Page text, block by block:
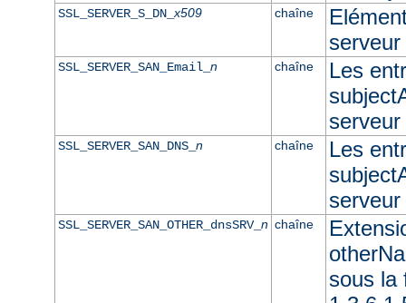
SSL_SERVER_S_DN_x509 chaîne
serveur
SSL_SERVER_SAN_Email_ n chaîne
Les
SSL_SERVER_SAN_DNS_ n chaîne
Les
SSL_SERVER_SAN_OTHER_dnsSRV_ n chaîne
sous la